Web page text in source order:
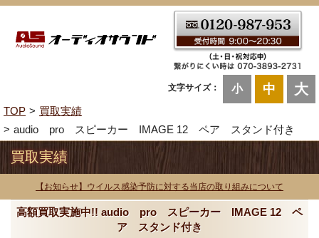
文字サイズ： 小 中 大
TOP
買取実績
audio pro スピーカー IMAGE 12 ペア スタンド付き
買取実績
【お知らせ】ウイルス感染予防に対する当店の取り組みについて
高額買取実施中!! audio pro スピーカー IMAGE 12 ペ
ア スタンド付き